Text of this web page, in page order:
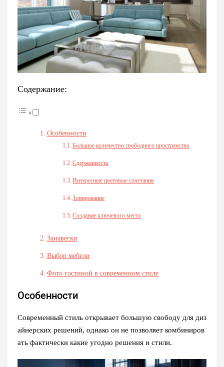
Содержание:
Особенности
Большое количество свободного пространства
Сдержанность
Интересные цветовые сочетания
Зонирование
Создание ключевого места
Занавески
Выбор мебели
Фото гостиной в современном стиле
Особенности
Современный стиль открывает большую свободу для диз
айнерских решений, однако он не позволяет комбиниров
ать фактически какие угодно решения и стили.